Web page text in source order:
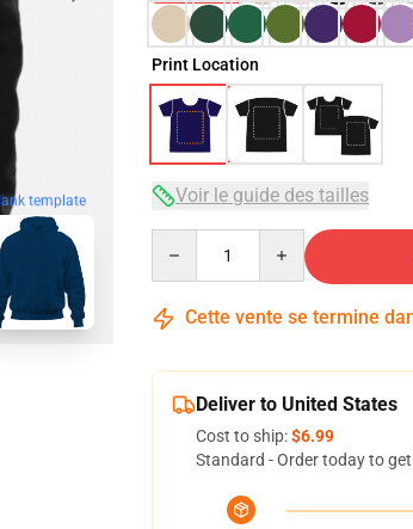
template
Print Location
Voir le guide des tailles
Cette vente se termine
Deliver to United States
Cost to ship:$6.99
Standard - Order today to